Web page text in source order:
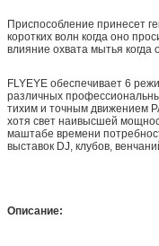
Приспособление принесет
коротких волн когда оно
влияние охвата мытья когда
FLYEYE обеспечивает 6
различных
тихим и точным движением
хотя свет наивысшей
маштабе времени
выставок DJ, клубов,
Описание: